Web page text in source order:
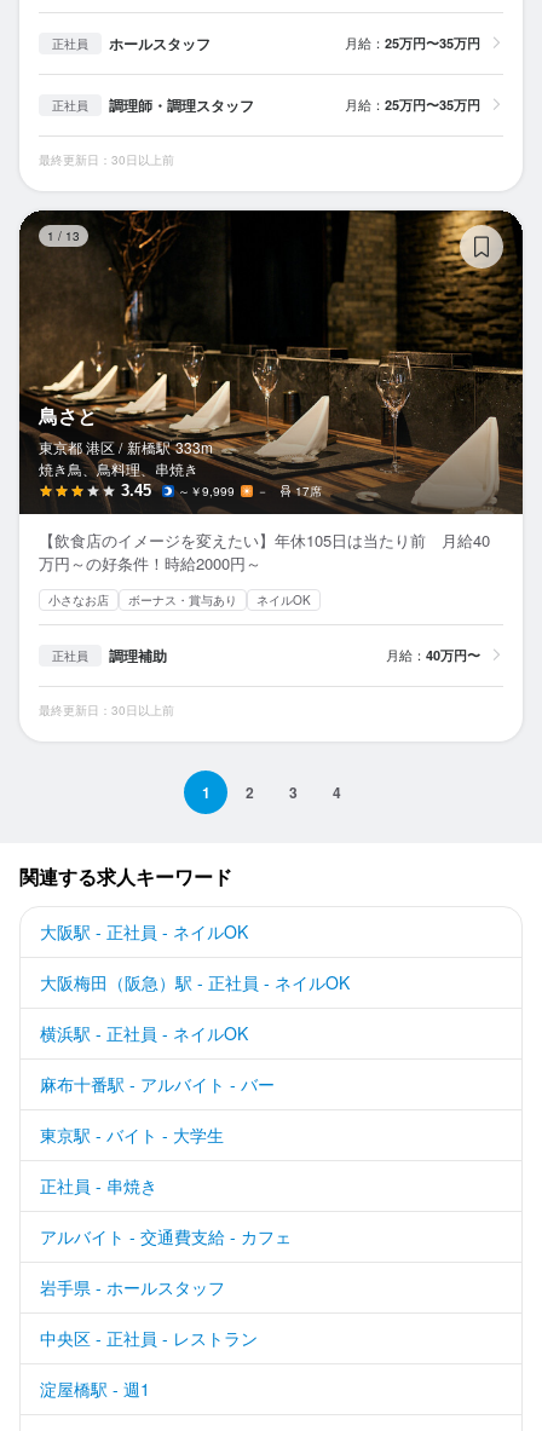
正社員 ホールスタッフ 月給： 25万円〜35万円
正社員 調理師・調理スタッフ 月給： 25万円〜35万円
最終更新日：30日以上前
1 / 13
鳥さと
東京都 港区 / 新橋駅 333m
焼き鳥、鳥料理、串焼き
3.45 ～￥9,999 － 17席
【飲食店のイメージを変えたい】年休105日は当たり前 月給40
万円～の好条件！時給2000円～
小さなお店 ボーナス・賞与あり ネイルOK
正社員 調理補助 月給： 40万円〜
最終更新日：30日以上前
1 2 3 4
関連する求人キーワード
大阪駅 - 正社員 - ネイルOK
大阪梅田（阪急）駅 - 正社員 - ネイルOK
横浜駅 - 正社員 - ネイルOK
麻布十番駅 - アルバイト - バー
東京駅 - バイト - 大学生
正社員 - 串焼き
アルバイト - 交通費支給 - カフェ
岩手県 - ホールスタッフ
中央区 - 正社員 - レストラン
淀屋橋駅 - 週1